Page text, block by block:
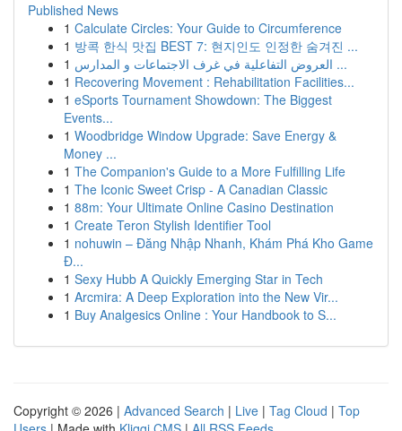
Published News
1 Calculate Circles: Your Guide to Circumference
1 방콕 한식 맛집 BEST 7: 현지인도 인정한 숨겨진 ...
1
العروض التفاعلية في غرف الاجتماعات و المدارس ...
1 Recovering Movement : Rehabilitation Facilities...
1 eSports Tournament Showdown: The Biggest
Events...
1 Woodbridge Window Upgrade: Save Energy &
Money ...
1 The Companion's Guide to a More Fulfilling Life
1 The Iconic Sweet Crisp - A Canadian Classic
1 88m: Your Ultimate Online Casino Destination
1 Create Teron Stylish Identifier Tool
1 nohuwin – Đăng Nhập Nhanh, Khám Phá Kho Game
Đ...
1 Sexy Hubb A Quickly Emerging Star in Tech
1 Arcmira: A Deep Exploration into the New Vir...
1 Buy Analgesics Online : Your Handbook to S...
Copyright © 2026 | Advanced Search | Live | Tag Cloud | Top